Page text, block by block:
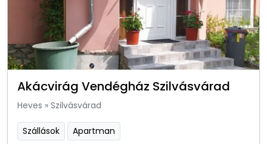
Akácvirág Vendégház Szilvásvárad
Heves » Szilvásvárad
Szállások Apartman